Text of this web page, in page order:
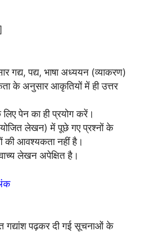
पद्य, भाषा अध्ययन (व्याकरण)
के अनुसार आकृतियों में ही उत्तर
पेन का ही प्रयोग करें।
लेखन) में पूछे गए प्रश्नों के
की आवश्यकता नहीं है।
लेखन अपेक्षित है।
गद्यांश पढ़कर दी गई सूचनाओं के